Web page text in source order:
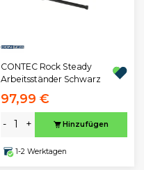
CONTEC Rock Steady
Arbeitsständer Schwarz
97,99 €
- + Hinzufügen
1-2 Werktagen